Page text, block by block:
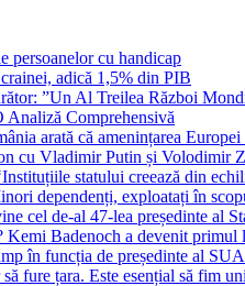
persoanelor cu handicap
adică 1,5% din PIB
”Un Al Treilea Război
Analiză Comprehensivă
arată că amenințarea
cu Vladimir Putin și Volodimir
statului creează din
dependenți, exploatați în
cel de-al 47-lea președinte al
Kemi Badenoch a devenit
în funcția de președinte al
fure țara. Este esențial să fim